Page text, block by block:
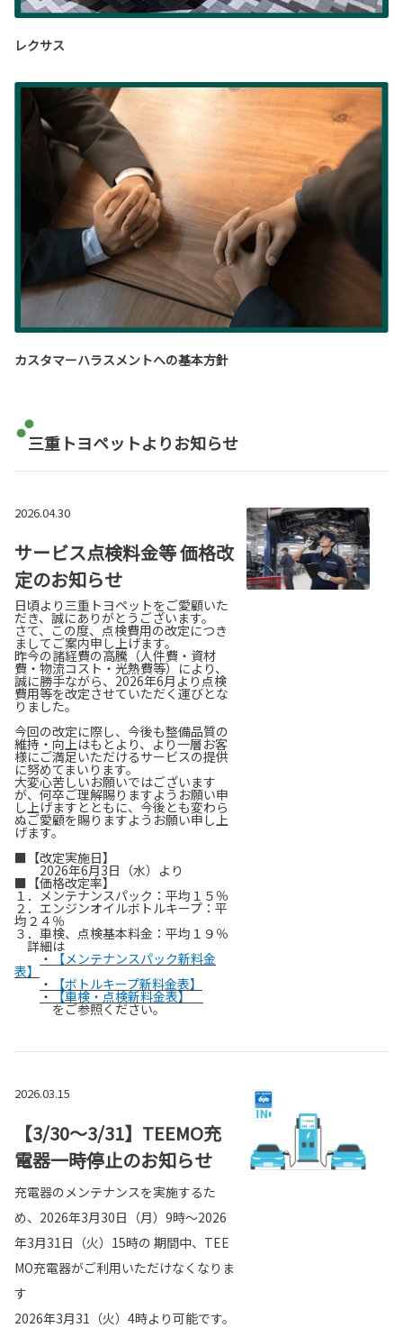
レクサス
カスタマーハラスメントへの基本方針
三重トヨペットよりお知らせ
2026.04.30
サービス点検料金等 価格改
定のお知らせ
日頃より三重トヨペットをご愛顧いた
だき、誠にありがとうございます。
さて、この度、点検費用の改定につき
ましてご案内申し上げます。
昨今の諸経費の高騰（人件費・資材
費・物流コスト・光熱費等）により、
誠に勝手ながら、2026年6月より点検
費用等を改定させていただく運びとな
りました。
今回の改定に際し、今後も整備品質の
維持・向上はもとより、より一層お客
様にご満足いただけるサービスの提供
に努めてまいります。
大変心苦しいお願いではございます
が、何卒ご理解賜りますようお願い申
し上げますとともに、今後とも変わら
ぬご愛顧を賜りますようお願い申し上
げます。
■【改定実施日】
2026年6月3日（水）より
■【価格改定率】
１．メンテナンスパック：平均１５％
２．エンジンオイルボトルキープ：平
均２４％
３．車検、点検基本料金：平均１９％
詳細は
・ 【メンテナンスパック新料金
表】
・ 【ボトルキープ新料金表】
・【車検・点検新料金表】
をご参照ください。
2026.03.15
【3/30～3/31】TEEMO充
電器一時停止のお知らせ
充電器のメンテナンスを実施するた
め、2026年3月30日（月）9時～2026
年3月31日（火）15時の 期間中、TEE
MO充電器がご利用いただけなくなりま
す
2026年3月31（火）4時より可能です。